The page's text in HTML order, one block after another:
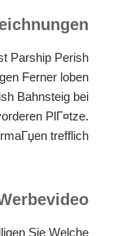
Parship Perish
Ferner loben
Bahnsteig bei
PlГ¤tze.
trefflich:
Sie Welche